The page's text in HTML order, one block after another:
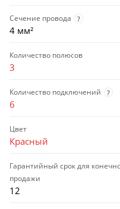
Сечение провода ?
4 мм²
Количество полюсов
3
Количество подключений ?
6
Цвет
Красный
Гарантийный срок для
продажи
12